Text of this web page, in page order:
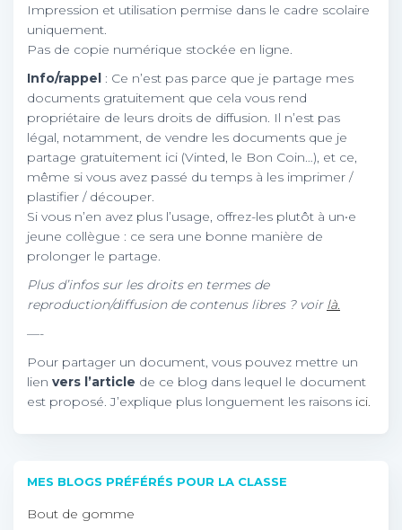
Impression et utilisation permise dans le cadre scolaire
uniquement.
Pas de copie numérique stockée en ligne.
Info/rappel : Ce n’est pas parce que je partage mes
documents gratuitement que cela vous rend
propriétaire de leurs droits de diffusion. Il n’est pas
légal, notamment, de vendre les documents que je
partage gratuitement ici (Vinted, le Bon Coin…), et ce,
même si vous avez passé du temps à les imprimer /
plastifier / découper.
Si vous n’en avez plus l’usage, offrez-les plutôt à un•e
jeune collègue : ce sera une bonne manière de
prolonger le partage.
Plus d’infos sur les droits en termes de
reproduction/diffusion de contenus libres ? voir là.
—-
Pour partager un document, vous pouvez mettre un
lien vers l’article de ce blog dans lequel le document
est proposé. J’explique plus longuement les raisons ici.
MES BLOGS PRÉFÉRÉS POUR LA CLASSE
Bout de gomme